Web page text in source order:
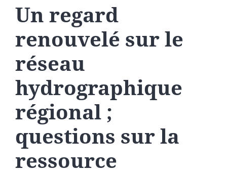
Un regard
renouvelé sur le
réseau
hydrographique
régional ;
questions sur la
ressource